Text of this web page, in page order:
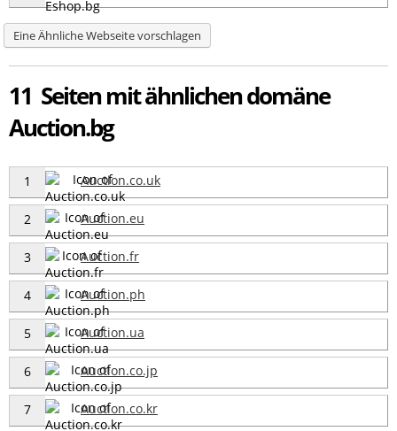
Eine Ähnliche Webseite vorschlagen
11 Seiten mit ähnlichen domäne
Auction.bg
1 Auction.co.uk
2 Auction.eu
3 Auction.fr
4 Auction.ph
5 Auction.ua
6 Auction.co.jp
7 Auction.co.kr